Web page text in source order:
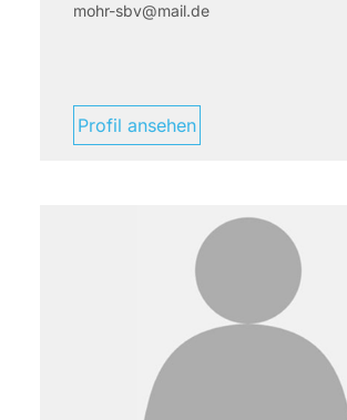
mohr-sbv@mail.de
Profil ansehen